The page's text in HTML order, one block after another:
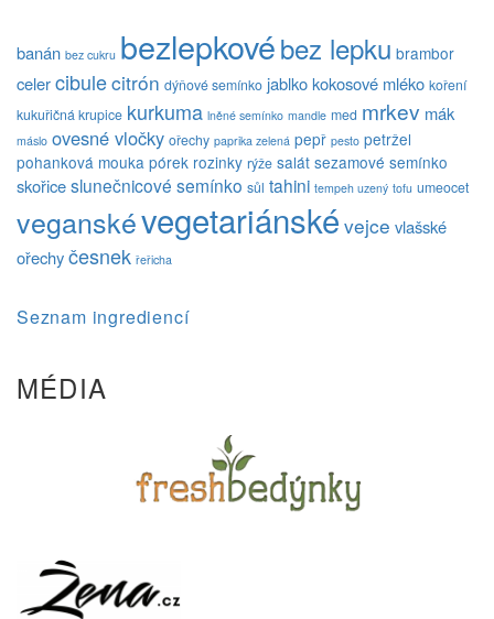
banán bez cukru bezlepkovébez lepku brambor
celercibulecitrón dýňové semínko jablkokokosové mléko koření
kukuřičná krupice kurkuma lněné semínko mandle med mrkev mák
máslo ovesné vločky ořechy paprika zelená pepř pesto petržel
pohanková mouka pórek rozinky rýže salát sezamové semínko
skořiceslunečnicové semínko sůl tahini tempeh uzený tofu umeocet
veganskévegetariánské vejce vlašské
ořechyčesnek řeřicha
Seznam ingrediencí
MÉDIA